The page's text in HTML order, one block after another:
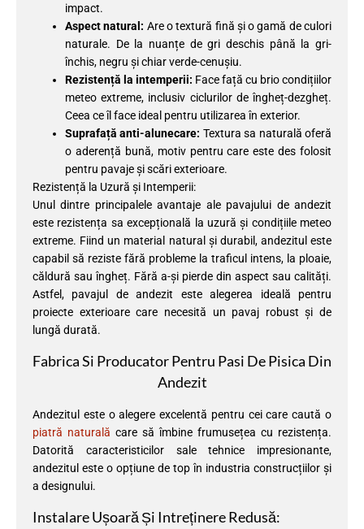
impact.
Aspect natural: Are o textură fină și o gamă de culori
naturale. De la nuanțe de gri deschis până la gri-
închis, negru și chiar verde-cenușiu.
Rezistență la intemperii: Face față cu brio condițiilor
meteo extreme, inclusiv ciclurilor de îngheț-dezgheț.
Ceea ce îl face ideal pentru utilizarea în exterior.
Suprafață anti-alunecare: Textura sa naturală oferă
o aderență bună, motiv pentru care este des folosit
pentru pavaje și scări exterioare.
Rezistență la Uzură și Intemperii:
Unul dintre principalele avantaje ale pavajului de andezit
este rezistența sa excepțională la uzură și condițiile meteo
extreme. Fiind un material natural și durabil, andezitul este
capabil să reziste fără probleme la traficul intens, la ploaie,
căldură sau îngheț. Fără a-și pierde din aspect sau calități.
Astfel, pavajul de andezit este alegerea ideală pentru
proiecte exterioare care necesită un pavaj robust și de
lungă durată.
Fabrica Si Producator Pentru Pasi De Pisica Din
Andezit
Andezitul este o alegere excelentă pentru cei care caută o
piatră naturală care să îmbine frumusețea cu rezistența.
Datorită caracteristicilor sale tehnice impresionante,
andezitul este o opțiune de top în industria construcțiilor și
a designului.
Instalare Ușoară Și Intreținere Redusă: